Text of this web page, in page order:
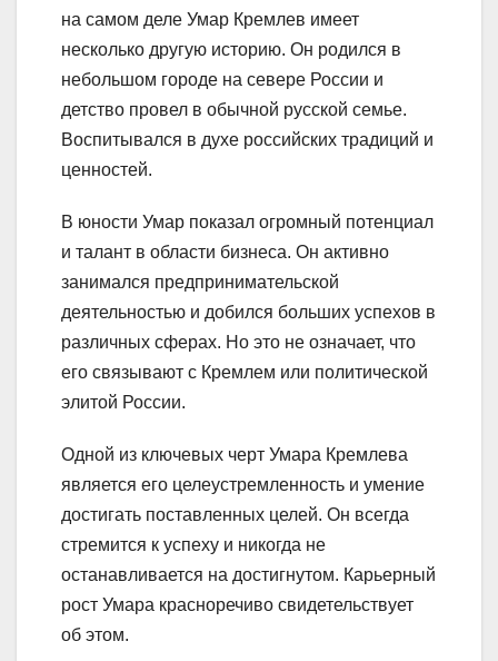
на самом деле Умар Кремлев имеет
несколько другую историю. Он родился в
небольшом городе на севере России и
детство провел в обычной русской семье.
Воспитывался в духе российских традиций и
ценностей.
В юности Умар показал огромный потенциал
и талант в области бизнеса. Он активно
занимался предпринимательской
деятельностью и добился больших успехов в
различных сферах. Но это не означает, что
его связывают с Кремлем или политической
элитой России.
Одной из ключевых черт Умара Кремлева
является его целеустремленность и умение
достигать поставленных целей. Он всегда
стремится к успеху и никогда не
останавливается на достигнутом. Карьерный
рост Умара красноречиво свидетельствует
об этом.